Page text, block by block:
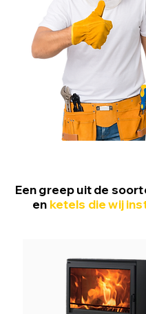
Een greep uit de
en ketels die wij